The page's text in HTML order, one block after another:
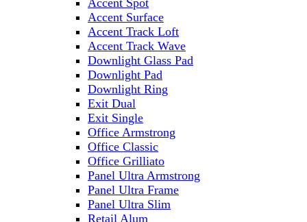
Accent Spot
Accent Surface
Accent Track Loft
Accent Track Wave
Downlight Glass Pad
Downlight Pad
Downlight Ring
Exit Dual
Exit Single
Office Armstrong
Office Classic
Office Grilliato
Panel Ultra Armstrong
Panel Ultra Frame
Panel Ultra Slim
Retail Alum